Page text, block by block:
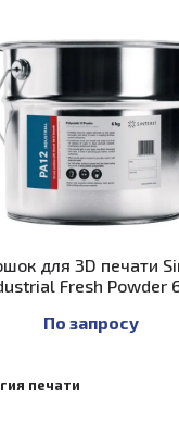
для 3D печати
Fresh Powder
По запросу
печати